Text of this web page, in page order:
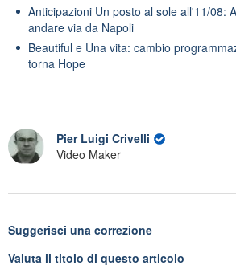
Anticipazioni Un posto al sole all'11/08:
andare via da Napoli
Beautiful e Una vita: cambio
torna Hope
Pier Luigi Crivelli
Video Maker
Suggerisci una correzione
Valuta il titolo di questo articolo